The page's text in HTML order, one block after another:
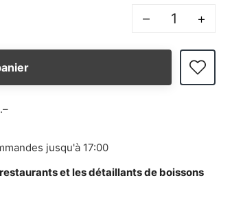
– +
jusqu'à 17:00
et les détaillants de boissons